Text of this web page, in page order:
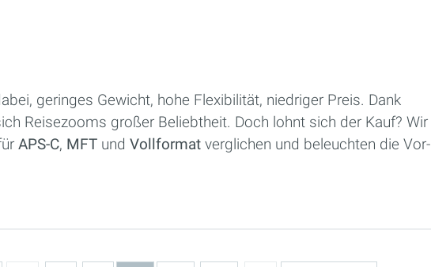
geringes Gewicht, hohe Flexibilität, niedriger Preis. Dank
Reisezooms großer Beliebtheit. Doch lohnt sich der Kauf? Wir
APS-C, MFT und Vollformat verglichen und beleuchten die Vor-